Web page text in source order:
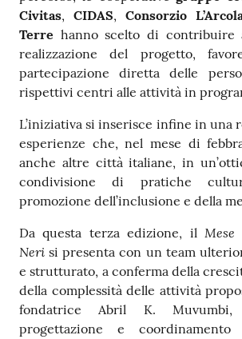
Civitas, CIDAS, Consorzio
Terre hanno scelto di contribuire
realizzazione del progetto,
partecipazione diretta delle
rispettivi centri alle attività in
L’iniziativa si inserisce infine in una
esperienze che, nel mese di
anche altre città italiane, in
condivisione di pratiche
promozione dell’inclusione e della
Da questa terza edizione, il
Neri si presenta con un team
e strutturato, a conferma della
della complessità delle attività
fondatrice Abril K.
progettazione e